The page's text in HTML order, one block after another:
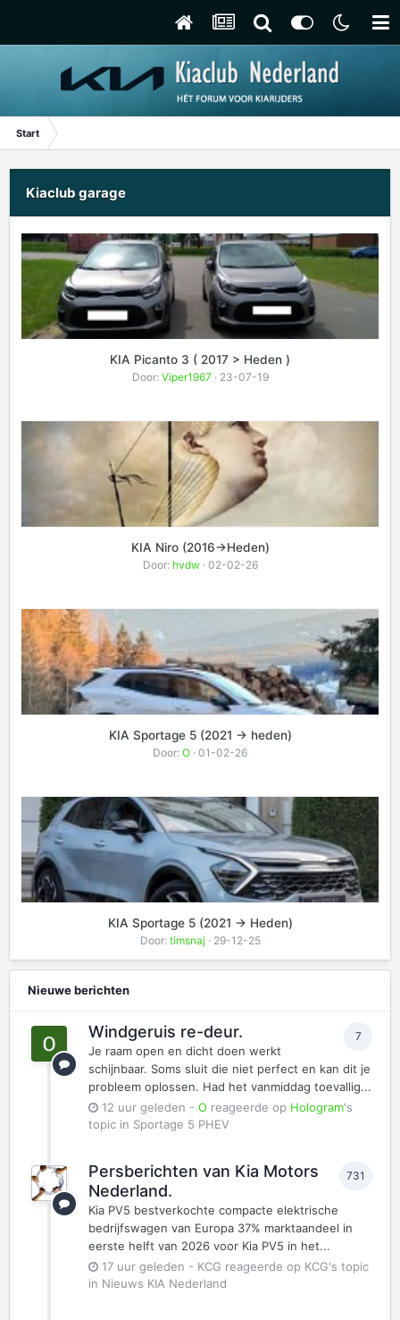
Start
Kiaclub garage
KIA Picanto 3 ( 2017 > Heden )
Door: Viper1967· 23-07-19
KIA Niro (2016->Heden)
Door: hvdw· 02-02-26
KIA Sportage 5 (2021 -> heden)
Door: O · 01-02-26
KIA Sportage 5 (2021 -> Heden)
Door: timsnaj · 29-12-25
Nieuwe berichten
7
Windgeruis re-deur.
Je raam open en dicht doen werkt
schijnbaar. Soms sluit die niet perfect en kan dit je
probleem oplossen. Had het vanmiddag toevallig...
12 uur geleden - O reageerde op Hologram's
topic in Sportage 5 PHEV
731
Persberichten van Kia Motors
Nederland.
Kia PV5 bestverkochte compacte elektrische
bedrijfswagen van Europa 37% marktaandeel in
eerste helft van 2026 voor Kia PV5 in het...
17 uur geleden - KCG reageerde op KCG's topic
in Nieuws KIA Nederland